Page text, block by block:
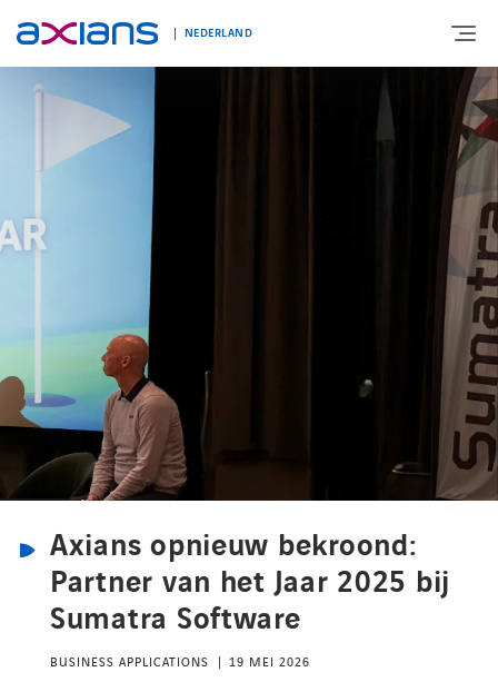
NEDERLAND
OVER AXIANS
EXPERTISE
MARKTSEGMENT
NIEUWS & INSPIRATIE
Nieuws
Kennisbank
Referenties
Events
Axians opnieuw bekroond:
Partner van het Jaar 2025 bij
Sumatra Software
BUSINESS APPLICATIONS 19 MEI 2026